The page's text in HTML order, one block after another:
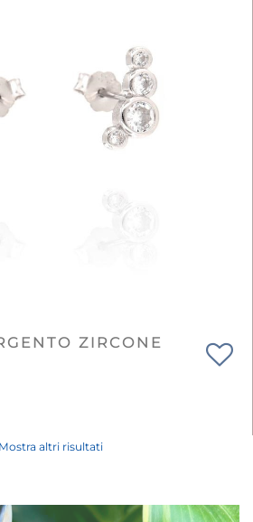
ZIRCONE
Mostra altri risultati